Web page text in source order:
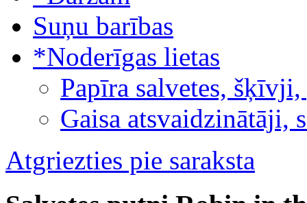
Suņu barības
*Noderīgas lietas
Papīra salvetes,
Gaisa atsvaidzinātāji,
Atgriezties pie saraksta